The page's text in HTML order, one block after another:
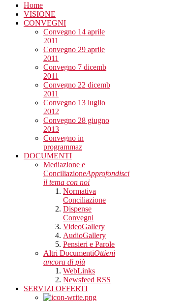
Home
VISIONE
CONVEGNI
Convegno 14 aprile
2011
Convegno 29 aprile
2011
Convegno 7 dicemb
2011
Convegno 22 dicemb
2011
Convegno 13 luglio
2012
Convegno 28 giugno
2013
Convegno in
programmaz
DOCUMENTI
Mediazione e
ConciliazioneApprofondisci
il tema con noi
Normativa
Conciliazione
Dispense
Convegni
VideoGallery
AudioGallery
Pensieri e Parole
Altri DocumentiOttieni
ancora di più
WebLinks
Newsfeed RSS
SERVIZI OFFERTI